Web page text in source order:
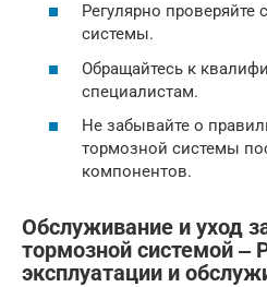
Регулярно проверяйте
системы.
Обращайтесь к
специалистам.
Не забывайте о
тормозной системы
компонентов.
Обслуживание и уход
тормозной системой ‒
эксплуатации и